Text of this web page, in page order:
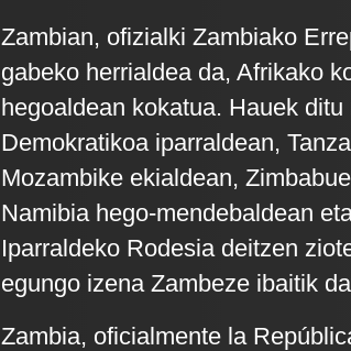
Zambian, ofizialki Zambiako
gabeko herrialdea da, Afrikako
hegoaldean kokatua. Hauek
Demokratikoa iparraldean,
Mozambike ekialdean,
Namibia hego-mendebaldean
Iparraldeko Rodesia deitzen
egungo izena Zambeze ibaitik
Zambia, oficialmente la